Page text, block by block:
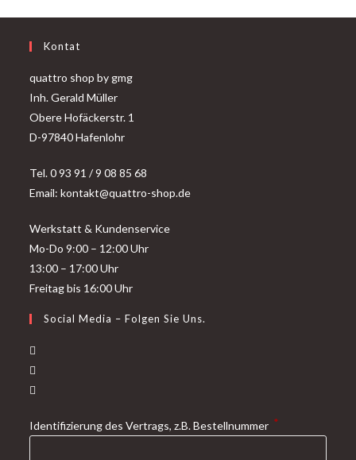
Kontat
quattro shop by gmg
Inh. Gerald Müller
Obere Hofäckerstr. 1
D-97840 Hafenlohr
Tel. 0 93 91 / 9 08 85 68
Email: kontakt@quattro-shop.de
Werkstatt & Kundenservice
Mo-Do 9:00 – 12:00 Uhr
13:00 – 17:00 Uhr
Freitag bis 16:00 Uhr
Social Media – Folgen Sie Uns.
Identifizierung des Vertrags, z.B. Bestellnummer *